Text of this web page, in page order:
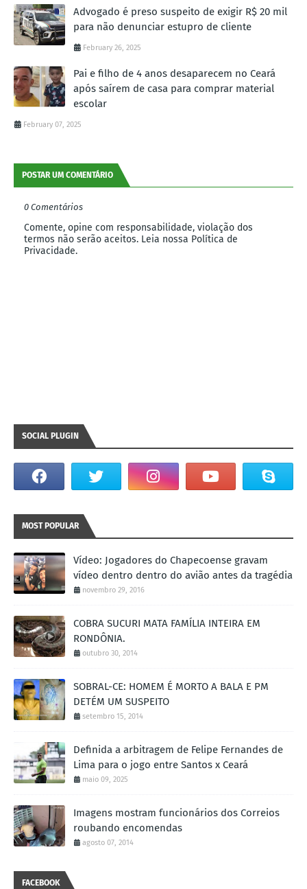
Advogado é preso suspeito de exigir R$ 20 mil
para não denunciar estupro de cliente
February 26, 2025
Pai e filho de 4 anos desaparecem no Ceará
após saírem de casa para comprar material
escolar
February 07, 2025
POSTAR UM COMENTÁRIO
0 Comentários
Comente, opine com responsabilidade, violação dos
termos não serão aceitos. Leia nossa Política de
Privacidade.
SOCIAL PLUGIN
MOST POPULAR
Vídeo: Jogadores do Chapecoense gravam
vídeo dentro dentro do avião antes da tragédia
novembro 29, 2016
COBRA SUCURI MATA FAMÍLIA INTEIRA EM
RONDÔNIA.
outubro 30, 2014
SOBRAL-CE: HOMEM É MORTO A BALA E PM
DETÉM UM SUSPEITO
setembro 15, 2014
Definida a arbitragem de Felipe Fernandes de
Lima para o jogo entre Santos x Ceará
maio 09, 2025
Imagens mostram funcionários dos Correios
roubando encomendas
agosto 07, 2014
FACEBOOK